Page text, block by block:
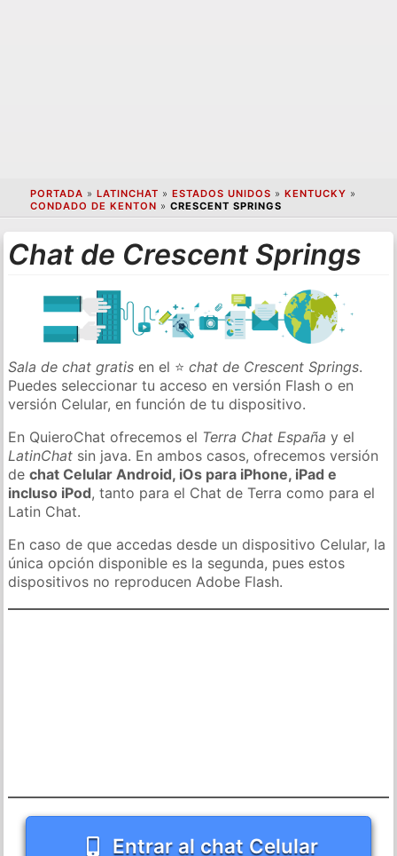
PORTADA » LATINCHAT » ESTADOS UNIDOS » KENTUCKY »
CONDADO DE KENTON » CRESCENT SPRINGS
Chat de Crescent Springs
Sala de chat gratis en el ⭐chat de Crescent Springs.
Puedes seleccionar tu acceso en versión Flash o en
versión Celular, en función de tu dispositivo.
En QuieroChat ofrecemos el Terra Chat España y el
LatinChat sin java. En ambos casos, ofrecemos versión
dechat Celular Android, iOs para iPhone, iPad e
incluso iPod, tanto para el Chat de Terra como para el
Latin Chat.
En caso de que accedas desde un dispositivo Celular, la
única opción disponible es la segunda, pues estos
dispositivos no reproducen Adobe Flash.
Entrar al chat Celular